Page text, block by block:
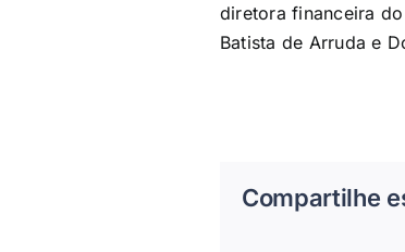
diretora financeira
Batista de Arruda e
Compartilhe